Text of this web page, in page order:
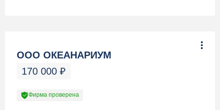
ООО ОКЕАНАРИУМ
170 000 ₽
Фирма проверена